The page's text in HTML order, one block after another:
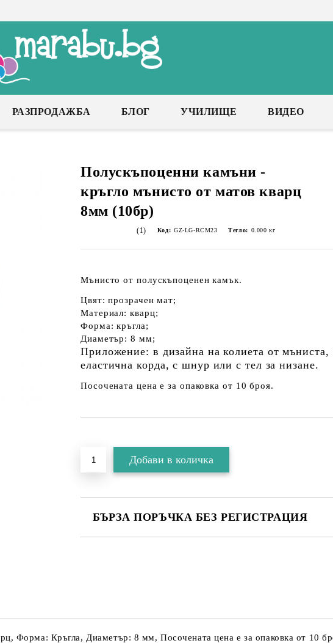
РАЗПРОДАЖБА БЛОГ УЧИЛИЩЕ ВИДЕО
Полускъпоценни камъни -
кръгло мънисто от матов кварц
8мм (10бр)
(1) Код: GZ-LG-RCМ23 Тегло: 0.000 кг
Мънисто от полускъпоценен камък.
Цвят: прозрачен мат;
Материал: кварц;
Форма: кръгла;
Диаметър: 8 мм;
Приложение: в дизайна на колиета от мъниста,
еластична корда, с шнур или с тел за низане.
Посочената цена е за опаковка от 10 броя.
БЪРЗА ПОРЪЧКА БЕЗ РЕГИСТРАЦИЯ
Форма: Кръгла, Диаметър: 8 мм, Посочената цена е за опаковка от 10